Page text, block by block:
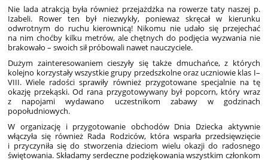
Nie lada atrakcją była również przejażdżka na rowerze taty naszej p.
Izabeli. Rower ten był niezwykły, ponieważ skręcał w kierunku
odwrotnym do ruchu kierownicą! Nikomu nie udało się przejechać
na nim choćby kilku metrów, ale chętnych do podjęcia wyzwania nie
brakowało – swoich sił próbowali nawet nauczyciele.
Dużym zainteresowaniem cieszyły się także dmuchańce, z których
kolejno korzystały wszystkie grupy przedszkolne oraz uczniowie klas I–
VIII. Wiele radości sprawiły również przygotowane specjalnie na tę
okazję przekąski. Od rana przygotowywany był popcorn, który wraz
z napojami wydawano uczestnikom zabawy w godzinach
popołudniowych.
W organizację i przygotowanie obchodów Dnia Dziecka aktywnie
włączyła się również Rada Rodziców, która wsparła przedsięwzięcie
i przyczyniła się do stworzenia dzieciom wielu okazji do radosnego
świętowania. Składamy serdeczne podziękowania wszystkim członkom